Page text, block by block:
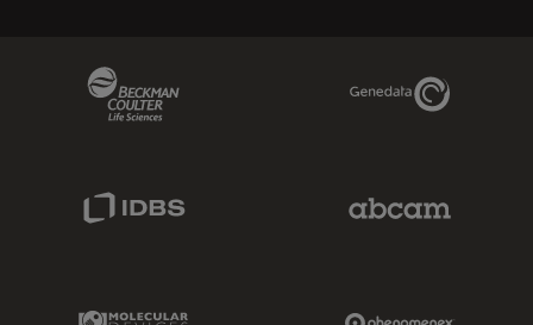
Genedata Link
Molecular Devices Link